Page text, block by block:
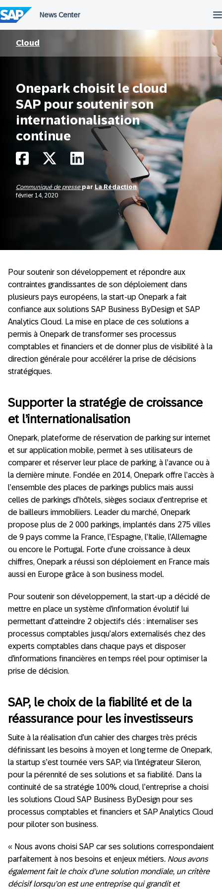
au
contenu
Cloud
Onepark choisit le cloud
SAP pour soutenir son
internationalisation
continue
Communiqué de presse par La Rédaction
février 14, 2020
Pour soutenir son développement et répondre aux
contraintes grandissantes de son déploiement dans
plusieurs pays européens, la start-up Onepark a fait
confiance aux solutions SAP Business ByDesign et SAP
Analytics Cloud. La mise en place de ces solutions a
permis à Onepark de transformer ses processus
comptables et financiers et de donner plus de visibilité à la
direction générale pour accélérer la prise de décisions
stratégiques.
Supporter la stratégie de croissance
et l’internationalisation
Onepark, plateforme de réservation de parking sur internet
et sur application mobile, permet à ses utilisateurs de
comparer et réserver leur place de parking, à l’avance ou à
la dernière minute. Fondée en 2014, Onepark offre l’accès à
l’ensemble des places de parkings publics mais aussi
celles de parkings d’hôtels, sièges sociaux d’entreprise et
de bailleurs immobiliers. Leader du marché, Onepark
propose plus de 2 000 parkings, implantés dans 275 villes
de 9 pays comme la France, l’Espagne, l’Italie, l’Allemagne
ou encore le Portugal. Forte d’une croissance à deux
chiffres, Onepark a réussi son déploiement en France mais
aussi en Europe grâce à son business model.
Pour soutenir son développement, la start-up a décidé de
mettre en place un système d’information évolutif lui
permettant d’atteindre 2 objectifs clés : internaliser ses
processus comptables jusqu’alors externalisés chez des
experts comptables dans chaque pays et disposer
d’informations financières en temps réel pour optimiser la
prise de décision.
SAP, le choix de la fiabilité et de la
réassurance pour les investisseurs
Suite à la réalisation d’un cahier des charges très précis
définissant les besoins à moyen et long terme de Onepark,
la startup s’est tournée vers SAP, via l’intégrateur Sileron,
pour la pérennité de ses solutions et sa fiabilité. Dans la
continuité de sa stratégie 100% cloud, l’entreprise a choisi
les solutions Cloud SAP Business ByDesign pour ses
processus comptables et financiers et SAP Analytics Cloud
pour piloter son business.
« Nous avons choisi SAP car ses solutions correspondaient
parfaitement à nos besoins et enjeux métiers. Nous avons
également fait le choix d’une solution mondiale, un critère
décisif lorsqu’on est une entreprise qui grandit et